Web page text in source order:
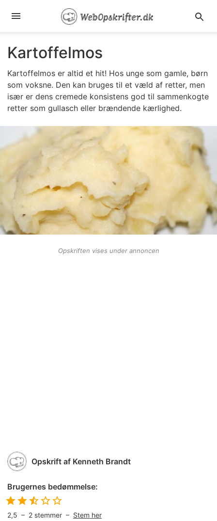
Kartoffelmos
Kartoffelmos er altid et hit! Hos unge som gamle, børn
som voksne. Den kan bruges til et væld af retter, men
især er dens cremede konsistens god til sammenkogte
retter som gullasch eller brændende kærlighed.
Opskriften vises under annoncen
Opskrift af Kenneth Brandt
Brugernes bedømmelse:
2,5 – 2 stemmer – Stem her